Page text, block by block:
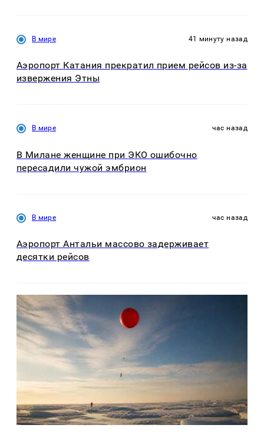
В мире 41 минуту назад
Аэропорт Катания прекратил прием рейсов из-за
извержения Этны
В мире час назад
В Милане женщине при ЭКО ошибочно
пересадили чужой эмбрион
В мире час назад
Аэропорт Антальи массово задерживает
десятки рейсов